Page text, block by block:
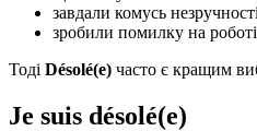
завдали комусь незручності
зробили помилку на
Тоді Désolé(e) часто є кращим
Je suis désolé(e)